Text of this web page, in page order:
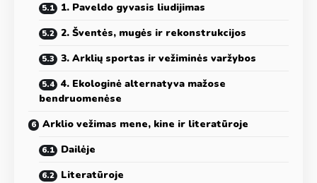
1. Paveldo gyvasis liudijimas
2. Šventės, mugės ir rekonstrukcijos
3. Arklių sportas ir vežiminės varžybos
4. Ekologinė alternatyva mažose
bendruomenėse
Arklio vežimas mene, kine ir literatūroje
Dailėje
Literatūroje